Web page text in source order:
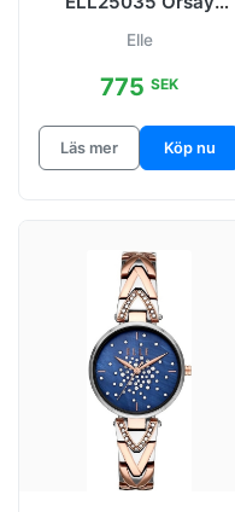
guldstonat stål
Elle
775 SEK
Läs mer Köp nu